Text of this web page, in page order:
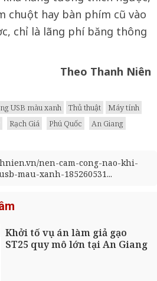
chuột hay bàn phím cũ vào
chỉ là lãng phí băng thông
Theo Thanh Niên
USB màu xanh Thủ thuật
Máy tính
Rạch Giá Phú Quốc
An Giang
nen-cam-cong-nao-khi-
mau-xanh-185260531...
Khởi tố vụ án làm giả gạo
ST25 quy mô lớn tại An Giang